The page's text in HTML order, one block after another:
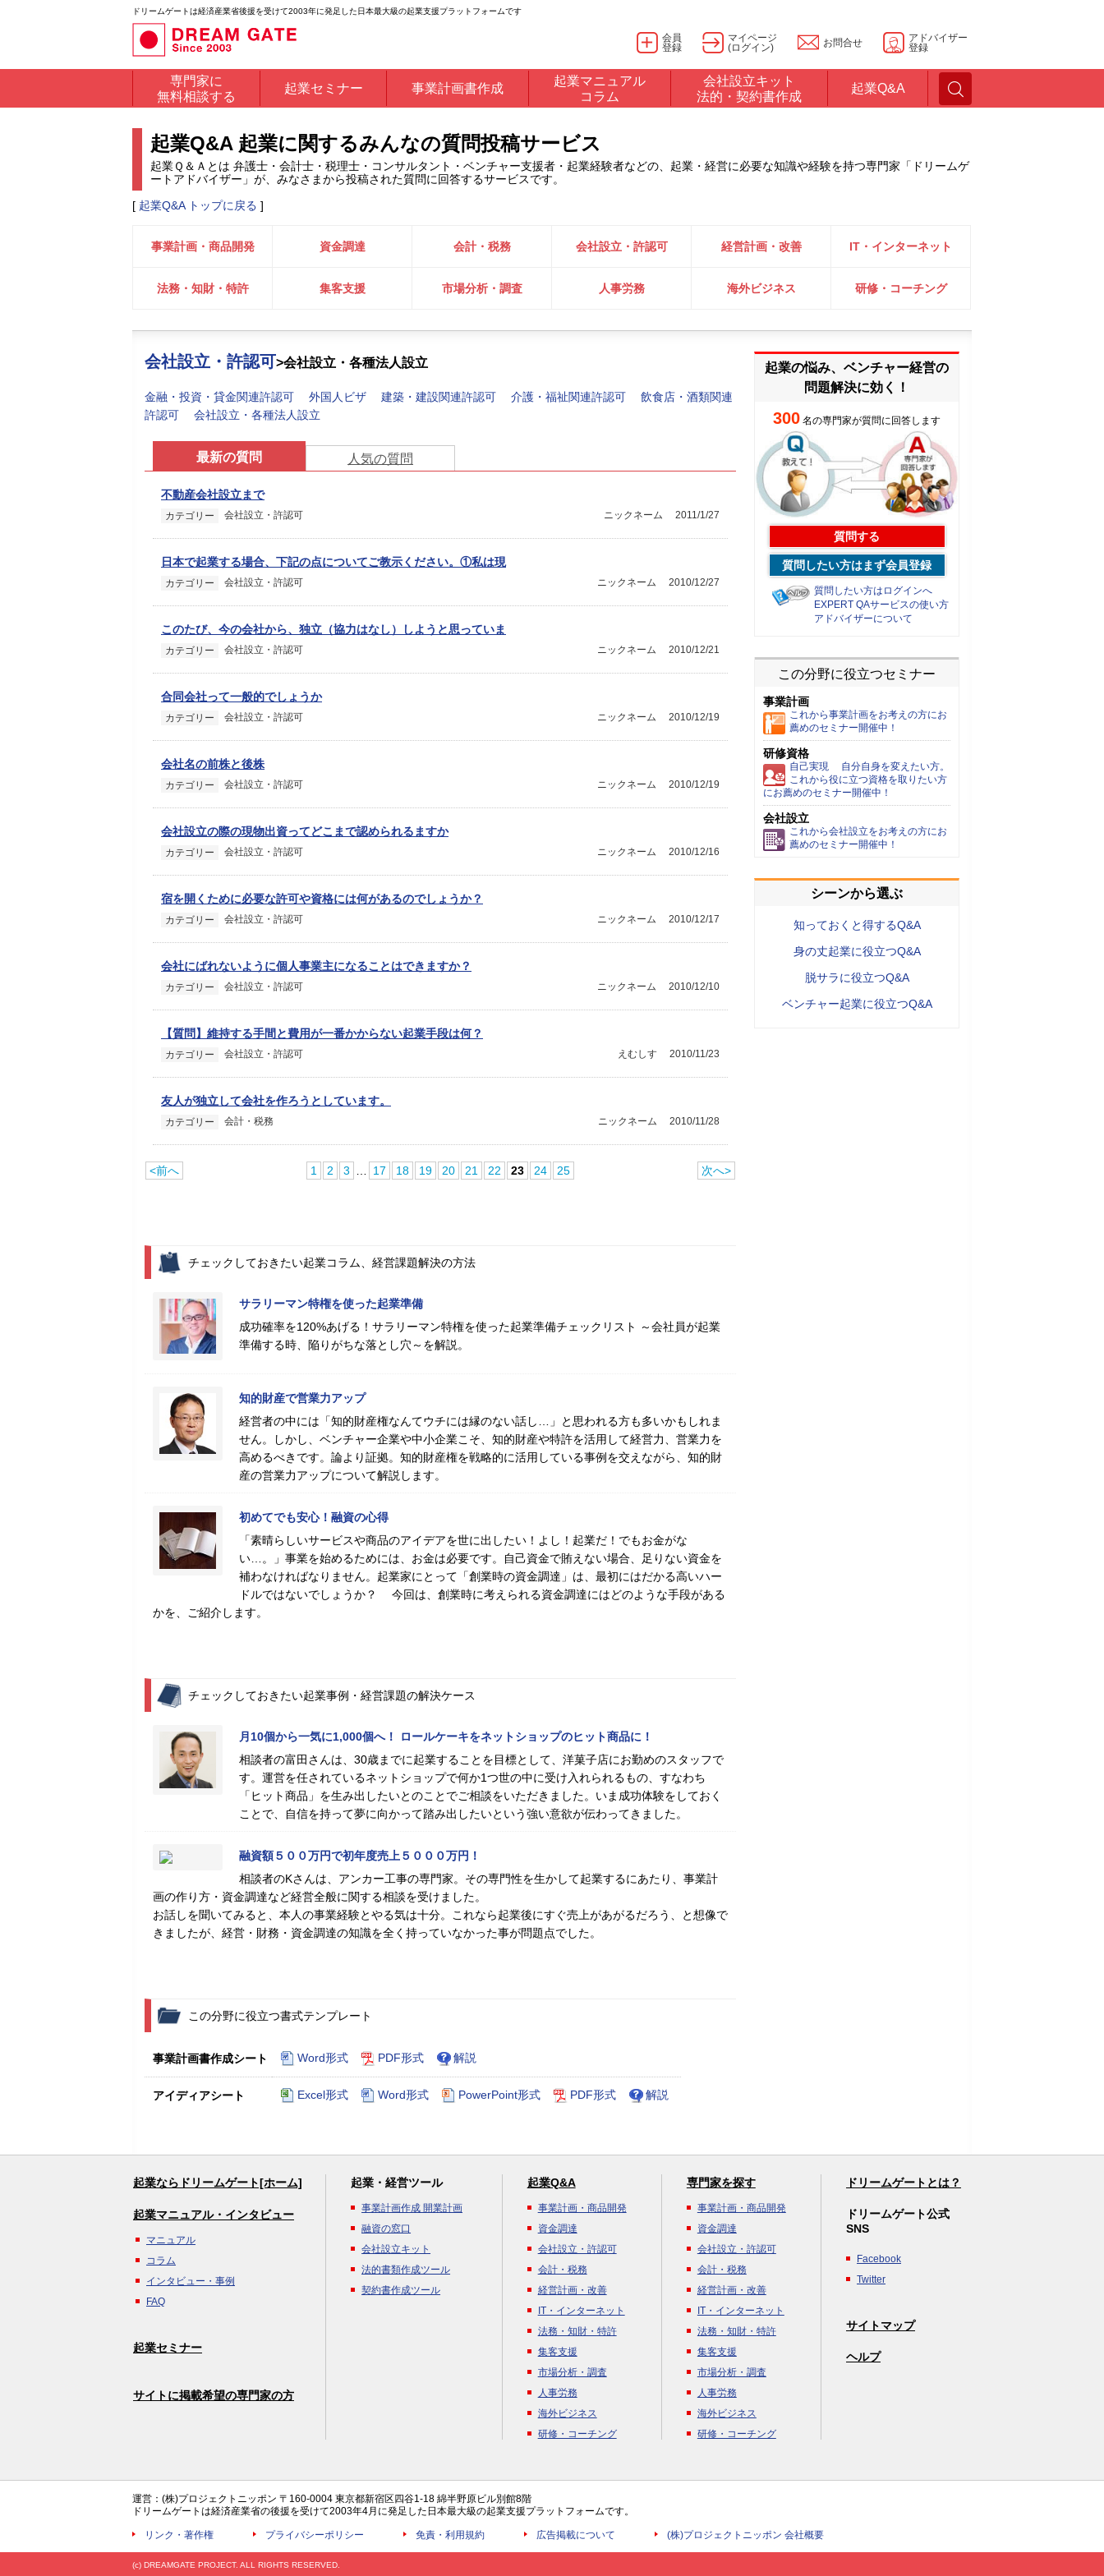
ドリームゲートは経済産業省後援を受けて2003年に発足した日本最大級の起業支援プラットフォームです
会員
登録
マイページ
(ログイン)
お問合せ
アドバイザー
登録
専門家に
無料相談する
起業セミナー 事業計画書作成
起業マニュアル
コラム
会社設立キット
法的・契約書作成
起業Q&A
起業Q&A 起業に関するみんなの質問投稿サービス
起業Ｑ＆Ａとは 弁護士・会計士・税理士・コンサルタント・ベンチャー支援者・起業経験者などの、起業・経営に必要な知識や経験を持つ専門家「ドリームゲ
ートアドバイザー」が、みなさまから投稿された質問に回答するサービスです。
[ 起業Q&A トップに戻る ]
事業計画・商品開発 資金調達 会計・税務 会社設立・許認可 経営計画・改善 IT・インターネット
法務・知財・特許 集客支援 市場分析・調査 人事労務 海外ビジネス 研修・コーチング
会社設立・許認可>会社設立・各種法人設立
金融・投資・貸金関連許認可 外国人ビザ 建築・建設関連許認可 介護・福祉関連許認可
飲食店・酒類関連
許認可
会社設立・各種法人設立
最新の質問 人気の質問
不動産会社設立まで
カテゴリー 会社設立・許認可 2011/1/27
ニックネーム
日本で起業する場合、下記の点についてご教示ください。①私は現
カテゴリー 会社設立・許認可 2010/12/27
ニックネーム
このたび、今の会社から、独立（協力はなし）しようと思っていま
カテゴリー 会社設立・許認可 2010/12/21
ニックネーム
合同会社って一般的でしょうか
カテゴリー 会社設立・許認可 2010/12/19
ニックネーム
会社名の前株と後株
カテゴリー 会社設立・許認可 2010/12/19
ニックネーム
会社設立の際の現物出資ってどこまで認められるますか
カテゴリー 会社設立・許認可 2010/12/16
ニックネーム
宿を開くために必要な許可や資格には何があるのでしょうか？
カテゴリー 会社設立・許認可 2010/12/17
ニックネーム
会社にばれないように個人事業主になることはできますか？
カテゴリー 会社設立・許認可 2010/12/10
ニックネーム
【質問】維持する手間と費用が一番かからない起業手段は何？
カテゴリー 会社設立・許認可 2010/11/23
えむしす
友人が独立して会社を作ろうとしています。
カテゴリー 会計・税務 2010/11/28
ニックネーム
<前へ 1 2 3 17 18 19 20 21 22 23 24 25 次へ>
チェックしておきたい起業コラム、経営課題解決の方法
サラリーマン特権を使った起業準備
成功確率を120%あげる！サラリーマン特権を使った起業準備チェックリスト ～会社員が起業
準備する時、陥りがちな落とし穴～を解説。
知的財産で営業力アップ
経営者の中には「知的財産権なんてウチには縁のない話し…」と思われる方も多いかもしれま
せん。しかし、ベンチャー企業や中小企業こそ、知的財産や特許を活用して経営力、営業力を
高めるべきです。論より証拠。知的財産権を戦略的に活用している事例を交えながら、知的財
産の営業力アップについて解説します。
初めてでも安心！融資の心得
「素晴らしいサービスや商品のアイデアを世に出したい！よし！起業だ！でもお金がな
い…。」事業を始めるためには、お金は必要です。自己資金で賄えない場合、足りない資金を
補わなければなりません。起業家にとって「創業時の資金調達」は、最初にはだかる高いハー
ドルではないでしょうか？ 今回は、創業時に考えられる資金調達にはどのような手段がある
かを、ご紹介します。
チェックしておきたい起業事例・経営課題の解決ケース
月10個から一気に1,000個へ！ ロールケーキをネットショップのヒット商品に！
相談者の富田さんは、30歳までに起業することを目標として、洋菓子店にお勤めのスタッフで
す。運営を任されているネットショップで何か1つ世の中に受け入れられるもの、すなわち
「ヒット商品」を生み出したいとのことでご相談をいただきました。いま成功体験をしておく
ことで、自信を持って夢に向かって踏み出したいという強い意欲が伝わってきました。
融資額５００万円で初年度売上５０００万円！
相談者のKさんは、アンカー工事の専門家。その専門性を生かして起業するにあたり、事業計
画の作り方・資金調達など経営全般に関する相談を受けました。
お話しを聞いてみると、本人の事業経験とやる気は十分。これなら起業後にすぐ売上があがるだろう、と想像で
きましたが、経営・財務・資金調達の知識を全く持っていなかった事が問題点でした。
この分野に役立つ書式テンプレート
事業計画書作成シート Word形式 PDF形式 解説
アイディアシート Excel形式 Word形式 PowerPoint形式 PDF形式 解説
起業の悩み、ベンチャー経営の
問題解決に効く！
300 名の専門家が質問に回答します
質問する
質問したい方はまず会員登録
質問したい方はログインへ
EXPERT QAサービスの使い方
アドバイザーについて
この分野に役立つセミナー
事業計画
これから事業計画をお考えの方にお
薦めのセミナー開催中！
研修資格
自己実現 自分自身を変えたい方。
これから役に立つ資格を取りたい方
にお薦めのセミナー開催中！
会社設立
これから会社設立をお考えの方にお
薦めのセミナー開催中！
シーンから選ぶ
知っておくと得するQ&A
身の丈起業に役立つQ&A
脱サラに役立つQ&A
ベンチャー起業に役立つQ&A
起業ならドリームゲート[ホーム]
起業マニュアル・インタビュー
マニュアル
コラム
インタビュー・事例
FAQ
起業セミナー
サイトに掲載希望の専門家の方
起業・経営ツール
事業計画作成 開業計画
融資の窓口
会社設立キット
法的書類作成ツール
契約書作成ツール
起業Q&A
事業計画・商品開発
資金調達
会社設立・許認可
会計・税務
経営計画・改善
IT・インターネット
法務・知財・特許
集客支援
市場分析・調査
人事労務
海外ビジネス
研修・コーチング
専門家を探す
事業計画・商品開発
資金調達
会社設立・許認可
会計・税務
経営計画・改善
IT・インターネット
法務・知財・特許
集客支援
市場分析・調査
人事労務
海外ビジネス
研修・コーチング
ドリームゲートとは？
ドリームゲート公式
SNS
Facebook
Twitter
サイトマップ
ヘルプ
運営：(株)プロジェクトニッポン 〒160-0004 東京都新宿区四谷1-18 綿半野原ビル別館8階
ドリームゲートは経済産業省の後援を受けて2003年4月に発足した日本最大級の起業支援プラットフォームです。
リンク・著作権 プライバシーポリシー 免責・利用規約 広告掲載について (株)プロジェクトニッポン 会社概要
(c) DREAMGATE PROJECT. ALL RIGHTS RESERVED.